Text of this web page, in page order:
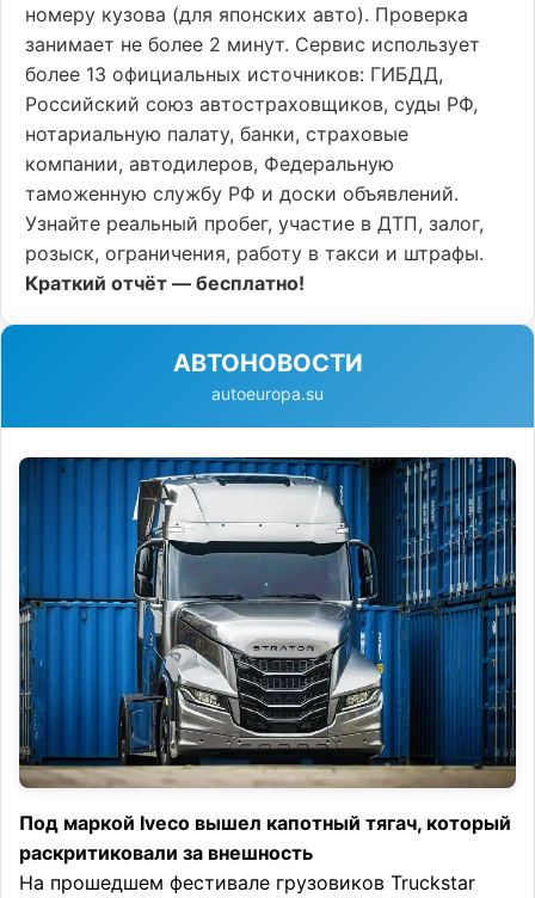
номеру кузова (для японских авто). Проверка
занимает не более 2 минут. Сервис использует
более 13 официальных источников: ГИБДД,
Российский союз автостраховщиков, суды РФ,
нотариальную палату, банки, страховые
компании, автодилеров, Федеральную
таможенную службу РФ и доски объявлений.
Узнайте реальный пробег, участие в ДТП, залог,
розыск, ограничения, работу в такси и штрафы.
Краткий отчёт — бесплатно!
АВТОНОВОСТИ
autoeuropa.su
Под маркой Iveco вышел капотный тягач, который
раскритиковали за внешность
На прошедшем фестивале грузовиков Truckstar